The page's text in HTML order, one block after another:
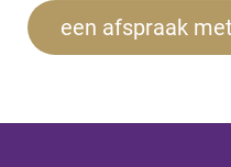
een afspraak